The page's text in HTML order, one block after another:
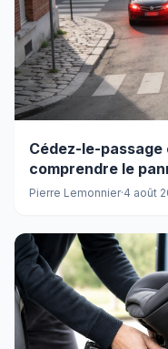
Cédez-le-
comprendre le
Pierre Lemonnier·4 août